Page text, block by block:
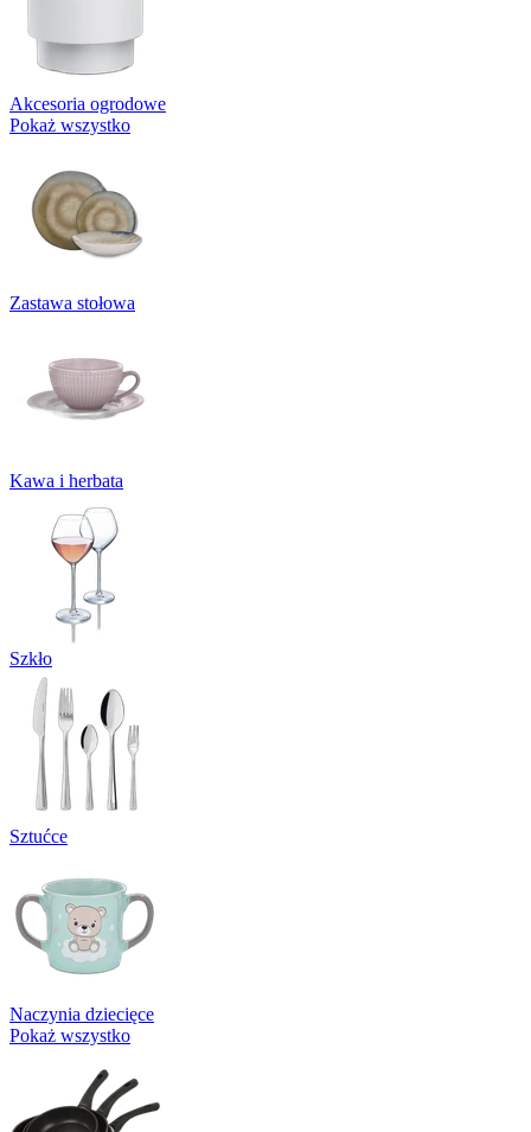
Akcesoria ogrodowe
Pokaż wszystko
Zastawa stołowa
Kawa i herbata
Szkło
Sztućce
Naczynia dziecięce
Pokaż wszystko